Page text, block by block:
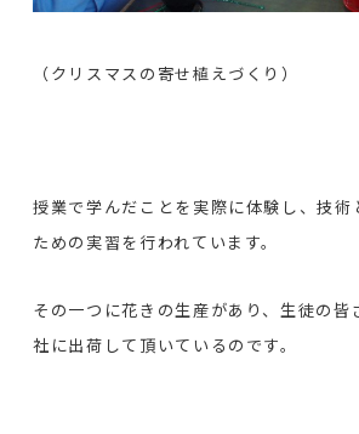
（クリスマスの寄せ植えづくり）
授業で学んだことを実際に体験し、技術
ための実習を行われています。
その一つに花きの生産があり、生徒の皆
社に出荷して頂いているのです。